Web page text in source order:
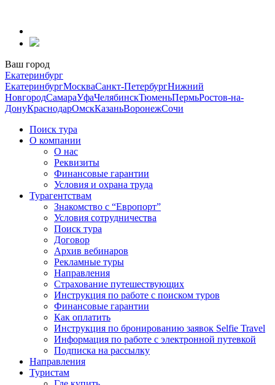
содержанию
Ваш город
Екатеринбург
ЕкатеринбургМоскваСанкт-ПетербургНижний
НовгородСамараУфаЧелябинскТюменьПермьРостов-на-
ДонуКраснодарОмскКазаньВоронежСочи
Поиск тура
О компании
О нас
Реквизиты
Финансовые гарантии
Условия и охрана труда
Турагентствам
Знакомство с “Европорт”
Условия сотрудничества
Поиск тура
Договор
Архив вебинаров
Рекламные туры
Направления
Страхование путешествующих
Инструкция по работе с поиском туров
Финансовые гарантии
Как оплатить
Инструкция по бронированию заявок Selfie Travel
Информация по работе с электронной путевкой
Подписка на рассылку
Направления
Туристам